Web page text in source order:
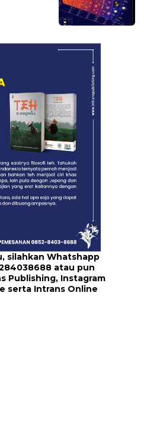
silahkan Whatshapp
atau pun
Publishing, Instagram
serta Intrans Online